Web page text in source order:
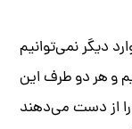
دیگر نمی‌توانیم
و هر دو طرف این
از دست می‌دهند